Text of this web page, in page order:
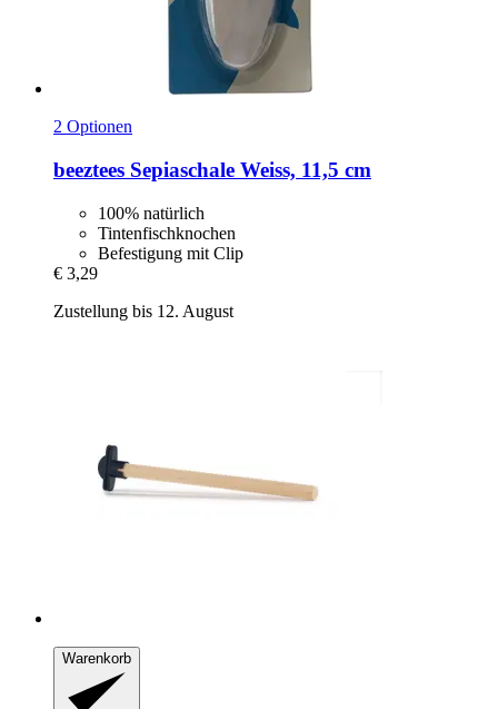
2 Optionen
beeztees Sepiaschale Weiss, 11,5 cm
100% natürlich
Tintenfischknochen
Befestigung mit Clip
€ 3,29
Zustellung bis 12. August
Warenkorb